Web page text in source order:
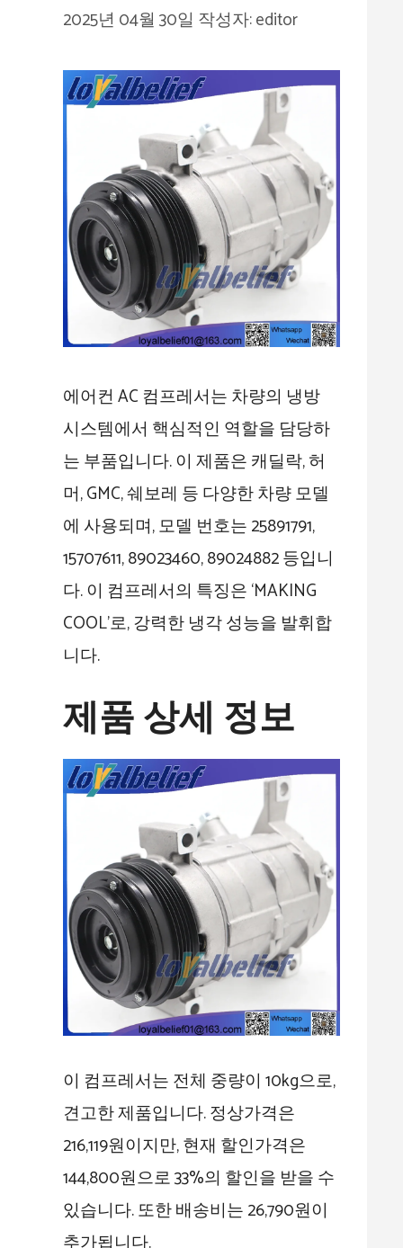
2025년 04월 30일 작성자:editor
에어컨 AC 컴프레서는 차량의 냉방
시스템에서 핵심적인 역할을 담당하
는 부품입니다. 이 제품은 캐딜락, 허
머, GMC, 쉐보레 등 다양한 차량 모델
에 사용되며, 모델 번호는 25891791,
15707611, 89023460, 89024882 등입니
다. 이 컴프레서의 특징은 ‘MAKING
COOL’로, 강력한 냉각 성능을 발휘합
니다.
제품 상세 정보
이 컴프레서는 전체 중량이 10kg으로,
견고한 제품입니다. 정상가격은
216,119원이지만, 현재 할인가격은
144,800원으로 33%의 할인을 받을 수
있습니다. 또한 배송비는 26,790원이